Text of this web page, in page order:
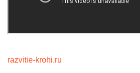
razvitie-krohi.ru